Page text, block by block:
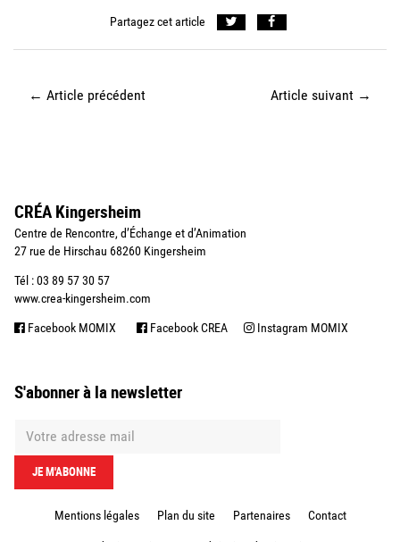
Partagez cet article
← Article précédent Article suivant →
CRÉA Kingersheim
Centre de Rencontre, d’Échange et d’Animation
27 rue de Hirschau 68260 Kingersheim
Tél : 03 89 57 30 57
www.crea-kingersheim.com
Facebook MOMIX Facebook CREA Instagram MOMIX
S'abonner à la newsletter
Mentions légales Plan du site Partenaires Contact